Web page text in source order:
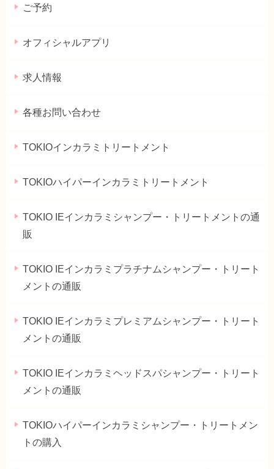
ご予約
オフィシャルアプリ
求人情報
各種お問い合わせ
TOKIOインカラミトリートメント
TOKIOハイパーインカラミトリートメント
TOKIO IEインカラミシャンプー・トリートメントの通
販
TOKIO IEインカラミプラチナムシャンプー・トリート
メントの通販
TOKIO IEインカラミプレミアムシャンプー・トリート
メントの通販
TOKIO IEインカラミヘッドスパシャンプー・トリート
メントの通販
TOKIOハイパーインカラミシャンプー・トリートメン
トの購入